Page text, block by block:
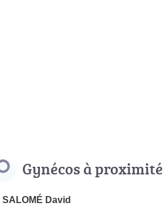
Gynécos à proximité
SALOMÉ David